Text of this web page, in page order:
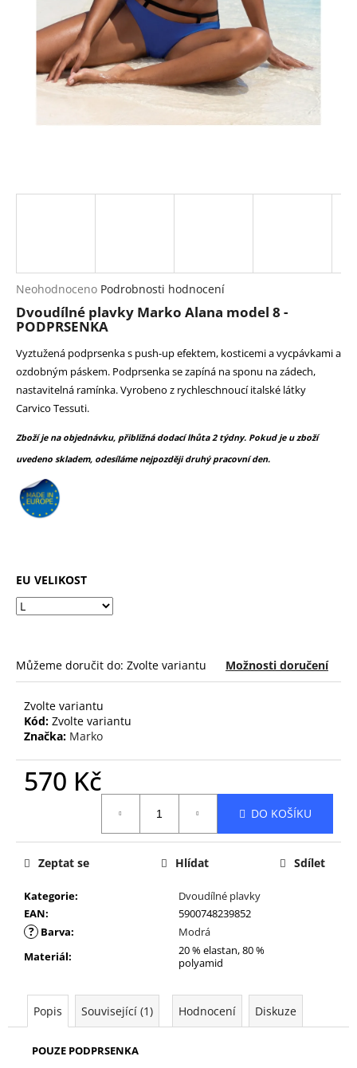
Průměrné
hodnocení
produktu
je
0,0
5
hvězdiček.
Neohodnoceno Podrobnosti hodnocení
Dvoudílné plavky Marko Alana model 8 -
PODPRSENKA
Vyztužená podprsenka s push-up efektem, kosticemi a vycpávkami a
ozdobným páskem. Podprsenka se zapíná na sponu na zádech,
nastavitelná ramínka. Vyrobeno z rychleschnoucí italské látky
Carvico Tessuti.
Zboží je na objednávku, přibližná dodací lhůta 2 týdny. Pokud je u zboží
uvedeno skladem, odesíláme nejpozději druhý pracovní den.
EU VELIKOST
Můžeme doručit do: Zvolte variantu Možnosti doručení
Zvolte variantu
Kód: Zvolte variantu
Značka: Marko
570 Kč
DO KOŠÍKU
Kategorie:
Dvoudílné plavky
EAN: 5900748239852
? Barva:
Modrá
Materiál:
20 % elastan, 80 %
polyamid
Zeptat se Hlídat Sdílet
Popis Související (1) Hodnocení Diskuze
POUZE PODPRSENKA
o
p
o
r
č
u
j
e
m
e